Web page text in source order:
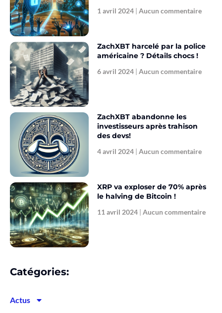
1 avril 2024 Aucun commentaire
ZachXBT harcelé par la police
américaine ? Détails chocs !
6 avril 2024 Aucun commentaire
ZachXBT abandonne les
investisseurs après trahison
des devs!
4 avril 2024 Aucun commentaire
XRP va exploser de 70% après
le halving de Bitcoin !
11 avril 2024 Aucun commentaire
Catégories:
Actus